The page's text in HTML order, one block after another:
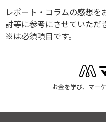
レポート・コラムの感想
討等に参考にさせていただ
※は必須項目です。
お金を学び、マー